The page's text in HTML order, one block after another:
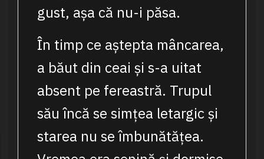
gust, așa că nu-i păsa.
În timp ce aștepta mâncarea,
a băut din ceai și s-a uitat
absent pe fereastră. Trupul
său încă se simțea letargic și
starea nu se îmbunătățea.